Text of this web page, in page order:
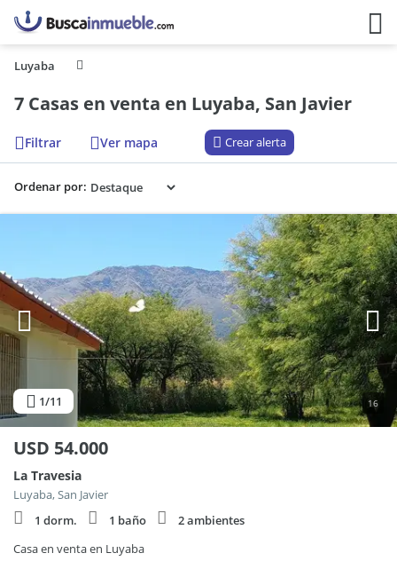
Luyaba
7 Casas en venta en Luyaba, San Javier
Filtrar Ver mapa Crear alerta
Ordenar por:
1/11 16
USD 54.000
La Travesia
Luyaba, San Javier
1 dorm.
1 baño
2 ambientes
Casa en venta en Luyaba